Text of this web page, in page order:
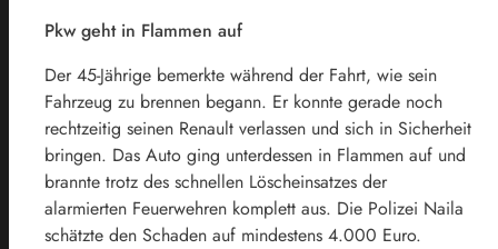
Pkw geht in Flammen auf
Der 45-Jährige bemerkte während der Fahrt, wie sein
Fahrzeug zu brennen begann. Er konnte gerade noch
rechtzeitig seinen Renault verlassen und sich in Sicherheit
bringen. Das Auto ging unterdessen in Flammen auf und
brannte trotz des schnellen Löscheinsatzes der
alarmierten Feuerwehren komplett aus. Die Polizei Naila
schätzte den Schaden auf mindestens 4.000 Euro.